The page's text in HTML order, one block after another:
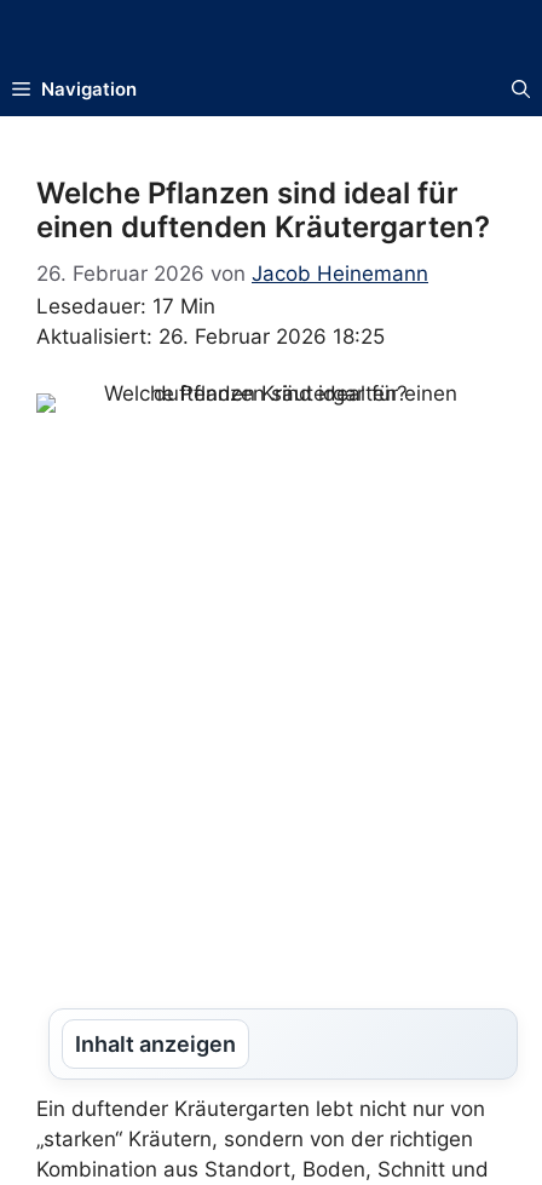
Navigation
Welche Pflanzen sind ideal für
einen duftenden Kräutergarten?
26. Februar 2026 von Jacob Heinemann
Lesedauer: 17 Min
Aktualisiert: 26. Februar 2026 18:25
Inhalt anzeigen
Ein duftender Kräutergarten lebt nicht nur von
„starken“ Kräutern, sondern von der richtigen
Kombination aus Standort, Boden, Schnitt und